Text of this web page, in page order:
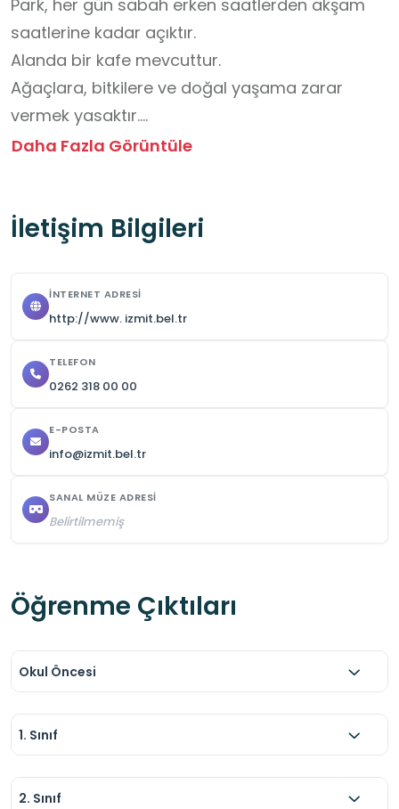
Park, her gün sabah erken saatlerden akşam
saatlerine kadar açıktır.
Alanda bir kafe mevcuttur.
Ağaçlara, bitkilere ve doğal yaşama zarar
vermek yasaktır.
Park alanında çöpler sadece belirtilen çöp
bitkilere saygı gösterilmelidir.
yasaktır.
alanlarla sınırlıdır.
Daha Fazla Görüntüle
İletişim Bilgileri
İNTERNET ADRESI
http://www. izmit.bel.tr
TELEFON
0262 318 00 00
E-POSTA
info@izmit.bel.tr
SANAL MÜZE ADRESI
Belirtilmemiş
Öğrenme Çıktıları
Okul Öncesi
1. Sınıf
2. Sınıf